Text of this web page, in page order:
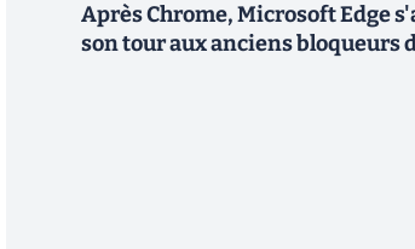
Après Chrome, Microsoft Edge
son tour aux anciens bloqueurs